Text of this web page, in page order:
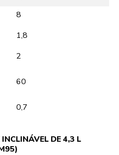
8
1,8
2
60
0,7
DE 4,3 L